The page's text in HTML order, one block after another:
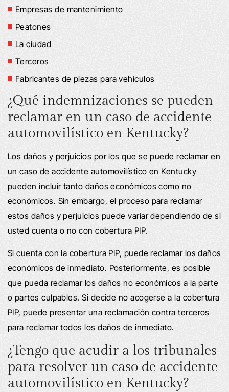
Empresas de mantenimiento
Peatones
La ciudad
Terceros
Fabricantes de piezas para vehículos
¿Qué indemnizaciones se pueden
reclamar en un caso de accidente
automovilístico en Kentucky?
Los daños y perjuicios por los que se puede reclamar en
un caso de accidente automovilístico en Kentucky
pueden incluir tanto daños económicos como no
económicos. Sin embargo, el proceso para reclamar
estos daños y perjuicios puede variar dependiendo de si
usted cuenta o no con cobertura PIP.
Si cuenta con la cobertura PIP, puede reclamar los daños
económicos de inmediato. Posteriormente, es posible
que pueda reclamar los daños no económicos a la parte
o partes culpables. Si decide no acogerse a la cobertura
PIP, puede presentar una reclamación contra terceros
para reclamar todos los daños de inmediato.
¿Tengo que acudir a los tribunales
para resolver un caso de accidente
automovilístico en Kentucky?